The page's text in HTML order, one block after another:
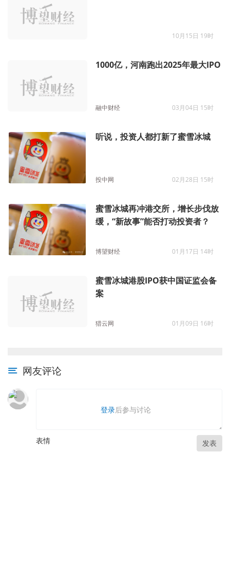
10月15日 19时
1000亿，河南跑出2025年最大IPO
融中财经 03月04日 15时
听说，投资人都打新了蜜雪冰城
投中网 02月28日 15时
蜜雪冰城再冲港交所，增长步伐放
缓，“新故事”能否打动投资者？
博望财经 01月17日 14时
蜜雪冰城港股IPO获中国证监会备
案
猎云网 01月09日 16时
网友评论
登录后参与讨论
表情 发表